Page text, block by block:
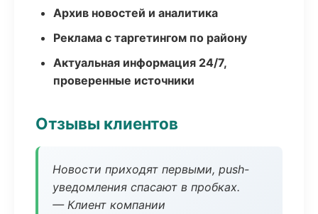
Архив новостей и аналитика
Реклама с таргетингом по району
Актуальная информация 24/7,
проверенные источники
Отзывы клиентов
Новости приходят первыми, push-
уведомления спасают в пробках.
— Клиент компании